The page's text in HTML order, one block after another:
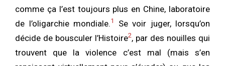
comme ça l’est toujours plus en Chine, laboratoire
de l’oligarchie mondiale. 1
Se voir juger, lorsqu’on
décide de bousculer l’Histoire2, par des nouilles qui
trouvent que la violence c’est mal (mais s’en